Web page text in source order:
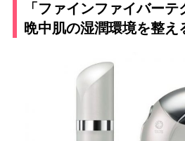
「ファインファイバー
晩中肌の湿潤環境を整え